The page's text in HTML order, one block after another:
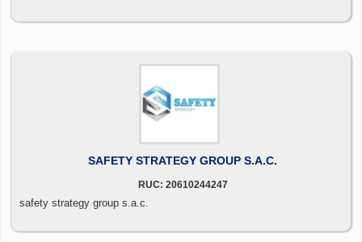
SAFETY STRATEGY GROUP S.A.C.
RUC: 20610244247
safety strategy group s.a.c.